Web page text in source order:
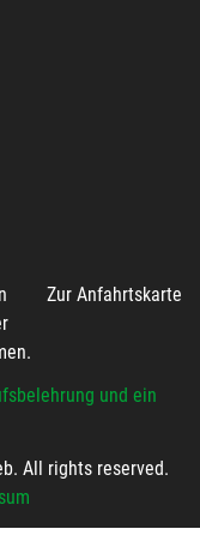
Zur Anfahrtskarte
und ein
All rights reserved.